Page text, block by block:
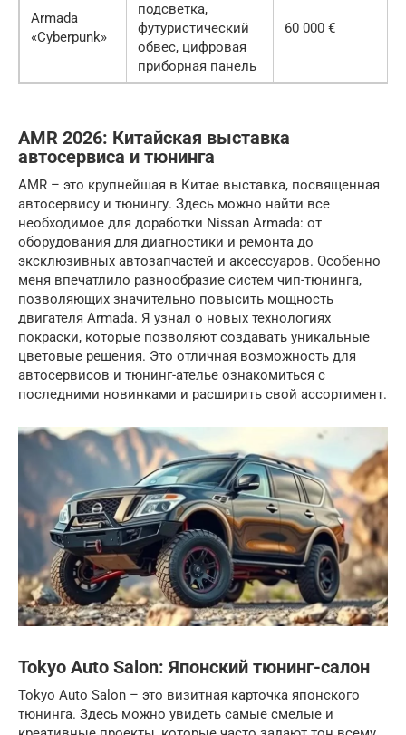
Armada
«Cyberpunk»
подсветка,
футуристический
обвес, цифровая
приборная панель
60 000 €
AMR 2026: Китайская выставка
автосервиса и тюнинга
AMR – это крупнейшая в Китае выставка, посвященная
автосервису и тюнингу. Здесь можно найти все
необходимое для доработки Nissan Armada: от
оборудования для диагностики и ремонта до
эксклюзивных автозапчастей и аксессуаров. Особенно
меня впечатлило разнообразие систем чип-тюнинга,
позволяющих значительно повысить мощность
двигателя Armada. Я узнал о новых технологиях
покраски, которые позволяют создавать уникальные
цветовые решения. Это отличная возможность для
автосервисов и тюнинг-ателье ознакомиться с
последними новинками и расширить свой ассортимент.
Tokyo Auto Salon: Японский тюнинг-салон
Tokyo Auto Salon – это визитная карточка японского
тюнинга. Здесь можно увидеть самые смелые и